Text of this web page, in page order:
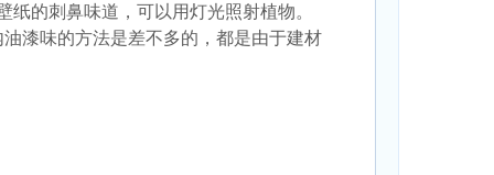
的刺鼻味道，可以用灯光照射植物。
漆味的方法是差不多的，都是由于建材